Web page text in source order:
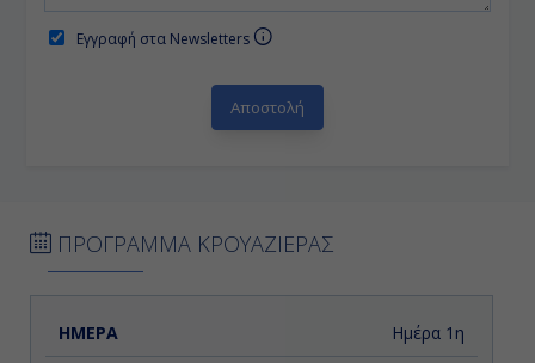
Εγγραφή στα Newsletters
ΠΡΟΓΡΑΜΜΑ ΚΡΟΥΑΖΙΕΡΑΣ
ΗΜΕΡΑ ΑΝΑΧΩΡΗΣΗ
Ημέρα 1η